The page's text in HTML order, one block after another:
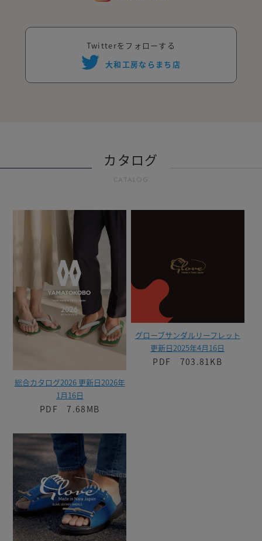
Twitterをフォローする
大和工房ならまち店
カタログ
CATALOG
総合カタログ2026 更新日2026年
1月16日
PDF 7.68MB
グローブサンダルリーフレット
更新日2025年4月16日
PDF 703.81KB